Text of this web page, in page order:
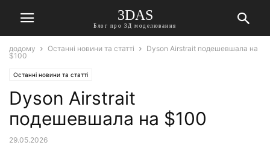
3DAS
Блог про 3Д моделювання
додому Останні новини та статті
Dyson Airstrait подешевшала на
$100
Останні новини та статті
Dyson Airstrait
подешевшала на $100
29.05.2026